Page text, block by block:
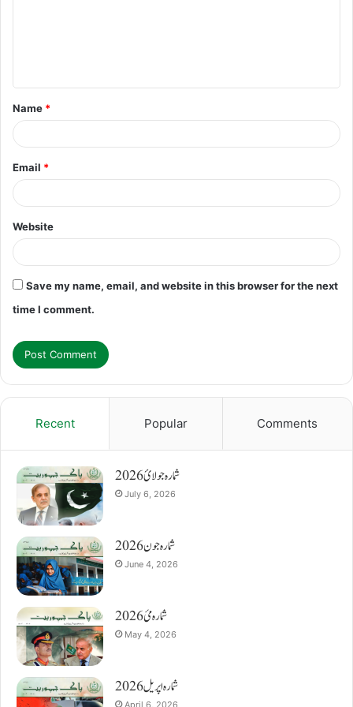
t
*
Name *
Email *
Website
Save my name, email, and website in this browser for the next
time I comment.
Recent Popular Comments
شمارہ جولائ 2026
July 6, 2026
شمارہ جون 2026
June 4, 2026
شمارہ مئ 2026
May 4, 2026
شمارہ اپریل 2026
April 6, 2026